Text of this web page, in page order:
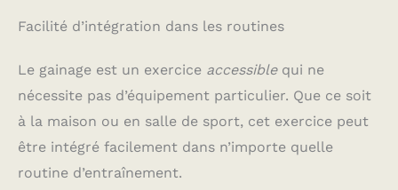
Facilité d’intégration dans les routines
Le gainage est un exercice accessiblequi ne
nécessite pas d’équipement particulier. Que ce soit
à la maison ou en salle de sport, cet exercice peut
être intégré facilement dans n’importe quelle
routine d’entraînement.